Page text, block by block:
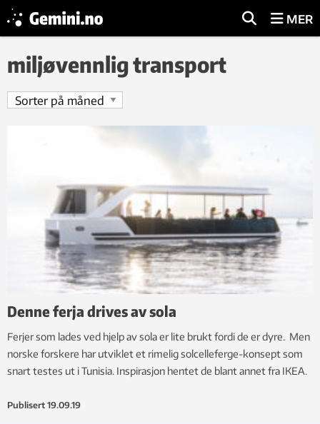
MER
miljøvennlig transport
Denne ferja drives av sola
Ferjer som lades ved hjelp av sola er lite brukt fordi de er dyre. Men
norske forskere har utviklet et rimelig solcelleferge-konsept som
snart testes ut i Tunisia. Inspirasjon hentet de blant annet fra IKEA.
Publisert 19.09.19